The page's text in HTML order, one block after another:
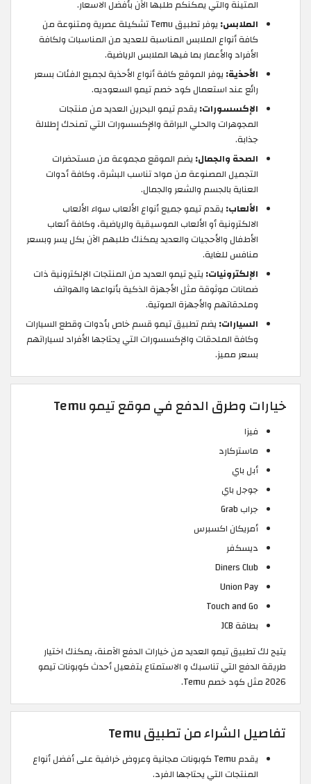
المتينة والتي يمكنكم طلبها الآن بأفضل الاسعار.
الملابس:
يوفر تطبيق Temu تشكيلة عصرية ومتنوعة من
كافة أنواع الملابس المناسبة للعديد من المناسبات ولكافة
الأفراد والأعمار بما فيها الملابس الرياضية.
الأحذية: يوفر الموقع كافة أنواع الأحذية لجميع الفئات بسعر
رائع عند استعمال كود خصم تيمو السعوديه.
الإكسسورات: يقدم تيمو البحرين العديد من منتجات
المجوهرات والحلي البراقة والإكسسورات التي تمنحك إطلالة
جذابة.
الصحة والجمال: يضم الموقع مجموعة من مستحضرات
التجميل المصنوعة من مواد تناسب البشرة، وكافة أدوات
العناية بالجسم والشعر والجمال.
الألعاب: يقدم تيمو جميع أنواع الألعاب سواء الألعاب
الالكترونية أو الألعاب الموسيقية والرياضية، وكافة ألعاب
الأطفال والأحجيات والعديد يمكنك طلبهم الآن بكل يسر وبسعر
منافس للغاية.
الإلكترونيات: يتيح تيمو العديد من المنتجات الإلكترونية ذات
ضمانات موثوقة مثل الأجهزة الذكية بأنواعها والهواتف
وملحقاتهم والأجهزة الصوتية.
السيارات: يضم تطبيق تيمو قسم خاص بأدوات وقطع السيارات
وكافة الملحقات والإكسسورات التي يحتاجها الأفراد لسياراتهم
بسعر مميز.
خيارات وطرق الدفع في موقع تيمو Temu
فيزا
ماستركارد
أبل باي
جوجل باي
جراب Grab
أمريكان اكسبرس
ديسكفر
Diners Club
Union Pay
Touch and Go
بطاقة JCB
يتيح لك تطبيق تيمو العديد من خيارات الدفع الآمنة، يمكنك اختيار
طريقة الدفع التي تناسبك و الاستمتاع بتفعيل أحدث كوبونات تيمو
2026 مثل كود خصم Temu.
تفاصيل الشراء من تطبيق Temu
يقدم Temu كوبونات مجانية وعروض خرافية على أفضل أنواع
المنتجات التي يحتاجها الفرد.